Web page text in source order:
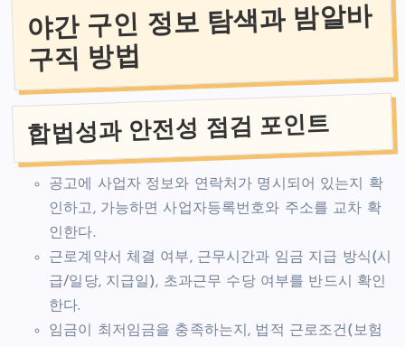
야간 구인 정보 탐색과 밤알바
구직 방법
합법성과 안전성 점검 포인트
공고에 사업자 정보와 연락처가 명시되어 있는지 확
인하고, 가능하면 사업자등록번호와 주소를 교차 확
인한다.
근로계약서 체결 여부, 근무시간과 임금 지급 방식(시
급/일당, 지급일), 초과근무 수당 여부를 반드시 확인
한다.
임금이 최저임금을 충족하는지, 법적 근로조건(보험